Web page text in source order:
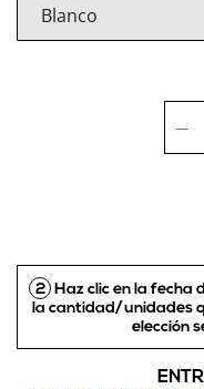
2 Haz clic en la fecha
la cantidad/unidades
elección